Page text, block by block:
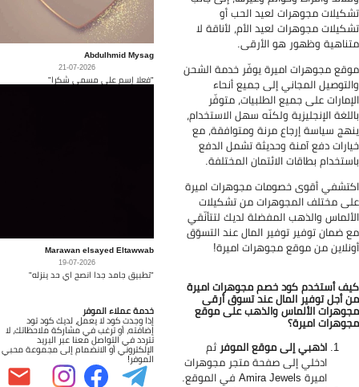
مجوهرات لعيد الحب أو
مجوهرات لعيد الأم، لأناقة لا
وظهور هو الأرقى.
مجوهرات اميرة يوفّر خدمة الشحن
المجاني إلى جميع أنحاء
على جميع الطلبيات، متوفّر
الإنجليزية ولكنّه سهل الاستخدام،
سياسة إرجاع مرنة ومتوافقة، مع
دفع آمنة وحديثة تشمل الدفع
بطاقات الائتمان المختلفة.
أقوى خصومات مجوهرات اميرة
مختلف المجوهرات من تشكيلات
والذهب المفضلة لديك لتتأنّقي
ضمان توفير توفير المال عند التسوّق
من موقع مجوهرات اميرة!
أستخدم كود خصم مجوهرات اميرة
أجل توفير المال عند تسوق أرقى
الألماس والذهب على موقع
اميرة؟
اذهبي إلى موقع الموفرثم
ادخلي إلى صفحة متجر مجوهرات
اميرة Amira Jewels في الموقع.
Abdulhmid Mysag
21-07-2026
"فعلا إسم على مسمى شكرا"
Marawan elsayed Eltawwab
19-07-2026
"تطبيق جامد جدا انصح اي حد ينزله"
خدمة عملاء الموفر
إذا وجدت كود لا يعمل، لديك كود تود
إضافته، أو ترغب في مشاركة ملاحظاتك، لا
تتردد في التواصل معنا عبر البريد
الإلكتروني أو الانضمام إلى مجموعة محبي
الموفر!